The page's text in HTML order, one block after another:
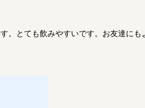
。とても飲みやすいです。お友達に